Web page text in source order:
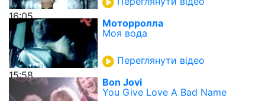
16:05
15:58
Моторролла
Моя вода
Переглянути відео
Bon Jovi
You Give Love A Bad Name